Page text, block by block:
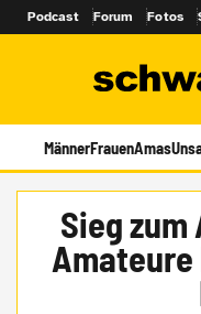
Podcast Forum Fotos
MännerFrauenAmas
Sieg